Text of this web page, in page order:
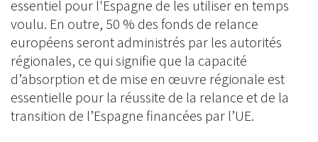
essentiel pour l'Espagne de les utiliser en temps
voulu. En outre, 50 % des fonds de relance
européens seront administrés par les autorités
régionales, ce qui signifie que la capacité
d’absorption et de mise en œuvre régionale est
essentielle pour la réussite de la relance et de la
transition de l’Espagne financées par l’UE.